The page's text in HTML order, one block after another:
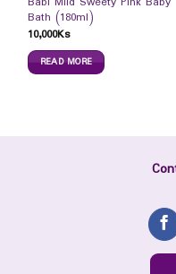
Bath (180ml)
10,000Ks
READ MORE